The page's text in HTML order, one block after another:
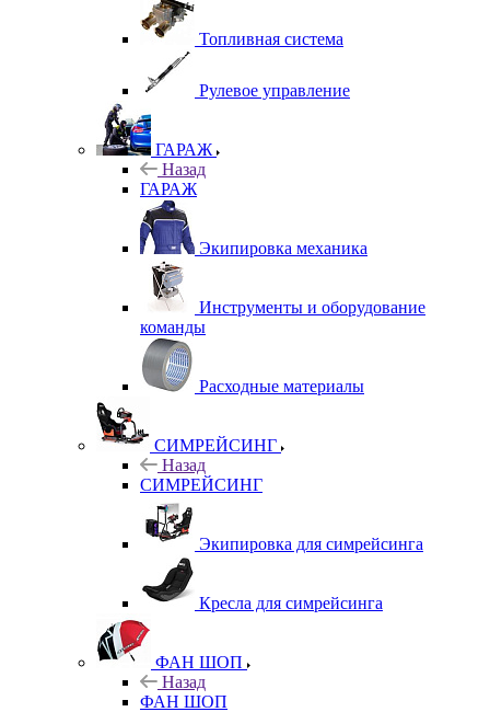
Топливная система
Рулевое управление
ГАРАЖ
Назад
ГАРАЖ
Экипировка механика
Инструменты и оборудование
команды
Расходные материалы
СИМРЕЙСИНГ
Назад
СИМРЕЙСИНГ
Экипировка для симрейсинга
Кресла для симрейсинга
ФАН ШОП
Назад
ФАН ШОП